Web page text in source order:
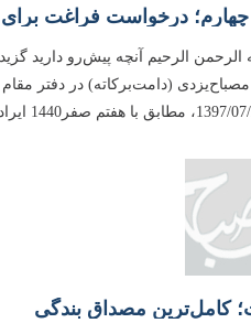
درخواست فراغت
الرحمن الرحیم آنچه پیش‌رو دارید
مصباح‌یزدی (دامت‌بركاته) در دفتر
کامل‌ترین مصداق بندگی